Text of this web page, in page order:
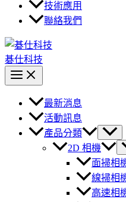
技術應用
聯絡我們
碁仕科技
最新消息
活動訊息
產品分類
2D 相機
面掃相
線掃相
高速相